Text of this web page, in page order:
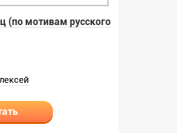
(по мотивам русского